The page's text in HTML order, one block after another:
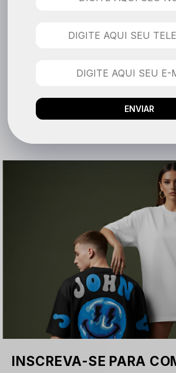
JAQUETA CROPPED
6x R$ 63,32sem juros
Jaqueta puffer feminina John Verdazzi: conforto
visual sofisticado. Peças acolchoadas para
INSCREVA-SE PARA
ENVIAR